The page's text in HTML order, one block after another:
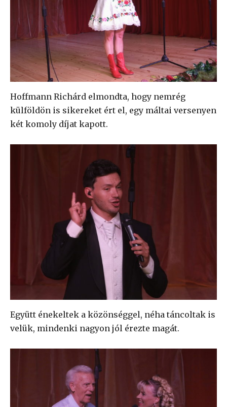
Hoffmann Richárd elmondta, hogy nemrég
külföldön is sikereket ért el, egy máltai versenyen
két komoly díjat kapott.
Együtt énekeltek a közönséggel, néha táncoltak is
velük, mindenki nagyon jól érezte magát.